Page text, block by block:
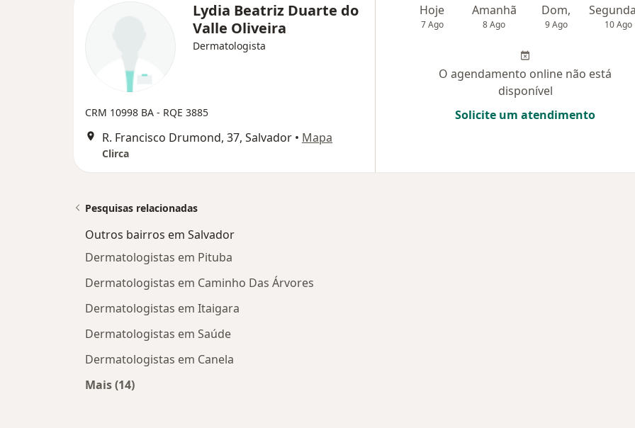
Lydia Beatriz Duarte do
Valle Oliveira
Dermatologista
CRM 10998 BA - RQE 3885
R. Francisco Drumond, 37, Salvador • Mapa
Clirca
Hoje
7 Ago
Amanhã
8 Ago
Dom,
9 Ago 10 Ago
O agendamento online não está
disponível
Solicite um atendimento
Pesquisas relacionadas
Outros bairros em Salvador
Dermatologistas em Pituba
Dermatologistas em Caminho Das Árvores
Dermatologistas em Itaigara
Dermatologistas em Saúde
Dermatologistas em Canela
Mais (14)